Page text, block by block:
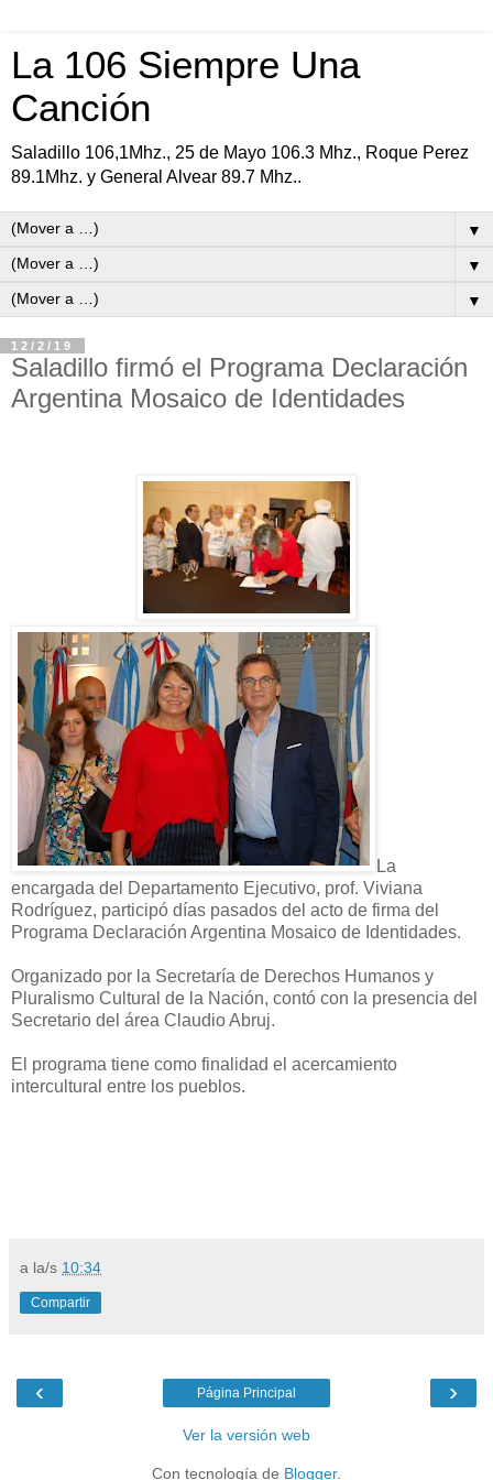
La 106 Siempre Una
Canción
Saladillo 106,1Mhz., 25 de Mayo 106.3 Mhz., Roque Perez
89.1Mhz. y General Alvear 89.7 Mhz..
▼
▼
▼
12/2/19
Saladillo firmó el Programa Declaración
Argentina Mosaico de Identidades
La
encargada del Departamento Ejecutivo, prof. Viviana
Rodríguez, participó días pasados del acto de firma del
Programa Declaración Argentina Mosaico de Identidades.
Organizado por la Secretaría de Derechos Humanos y
Pluralismo Cultural de la Nación, contó con la presencia del
Secretario del área Claudio Abruj.
El programa tiene como finalidad el acercamiento
intercultural entre los pueblos.
a la/s 10:34
Compartir
‹ ›
Página Principal
Ver la versión web
Con tecnología de Blogger.